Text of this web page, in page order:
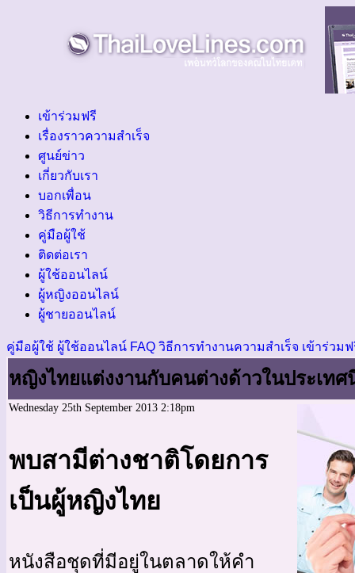
เข้าร่วมฟรี
เรื่องราวความสำเร็จ
ศูนย์ข่าว
เกี่ยวกับเรา
บอกเพื่อน
วิธีการทำงาน
คู่มือผู้ใช้
ติดต่อเรา
ผู้ใช้ออนไลน์
ผู้หญิงออนไลน์
ผู้ชายออนไลน์
คู่มือผู้ใช้ ผู้ใช้ออนไลน์ FAQ วิธีการทำงานความสำเร็จ เข้าร่วม
หญิงไทยแต่งงานกับคนต่างด้าวในประเท
Wednesday 25th September 2013 2:18pm
พบสามีต่างชาติโดยการ
เป็นผู้หญิงไทย
หนังสือชุดที่มีอยู่ในตลาดให้คำ